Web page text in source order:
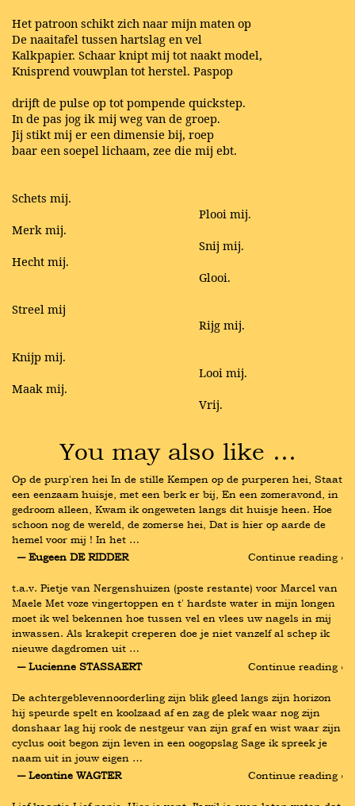
Het patroon schikt zich naar mijn maten op
De naaitafel tussen hartslag en vel
Kalkpapier. Schaar knipt mij tot naakt model,
Knisprend vouwplan tot herstel. Paspop
drijft de pulse op tot pompende quickstep.
In de pas jog ik mij weg van de groep.
Jij stikt mij er een dimensie bij, roep
baar een soepel lichaam, zee die mij ebt.
Schets mij.
Plooi mij.
Merk mij.
Snij mij.
Hecht mij.
Glooi.
Streel mij
Rijg mij.
Knijp mij.
Looi mij.
Maak mij.
Vrij.
You may also like …
Op de purp'ren hei In de stille Kempen op de purperen hei, Staat
een eenzaam huisje, met een berk er bij, En een zomeravond, in
gedroom alleen, Kwam ik ongeweten langs dit huisje heen. Hoe
schoon nog de wereld, de zomerse hei, Dat is hier op aarde de
hemel voor mij ! In het …
― Eugeen DE RIDDER
Continue reading ›
t.a.v. Pietje van Nergenshuizen (poste restante) voor Marcel van
Maele Met voze vingertoppen en t' hardste water in mijn longen
moet ik wel bekennen hoe tussen vel en vlees uw nagels in mij
inwassen. Als krakepit creperen doe je niet vanzelf al schep ik
nieuwe dagdromen uit …
― Lucienne STASSAERT
Continue reading ›
De achtergeblevennoorderling zijn blik gleed langs zijn horizon
hij speurde spelt en koolzaad af en zag de plek waar nog zijn
donshaar lag hij rook de nestgeur van zijn graf en wist waar zijn
cyclus ooit begon zijn leven in een oogopslag Sage ik spreek je
naam uit in jouw eigen …
― Leontine WAGTER
Continue reading ›